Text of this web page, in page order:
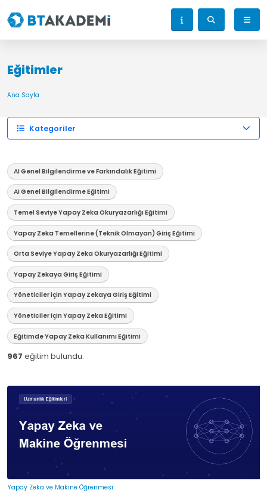
Eğitimler
Ana Sayfa
Kategoriler
AI Genel Bilgilendirme ve Farkındalık Eğitimi
AI Genel Bilgilendirme Eğitimi
Temel Seviye Yapay Zeka Okuryazarlığı Eğitimi
Yapay Zeka Temellerine (Teknik Olmayan) Giriş Eğitimi
Orta Seviye Yapay Zeka Okuryazarlığı Eğitimi
Yapay Zekaya Giriş Eğitimi
Yöneticiler için Yapay Zekaya Giriş Eğitimi
Yöneticiler için Yapay Zeka Eğitimi
Eğitimde Yapay Zeka Kullanımı Eğitimi
967 eğitim bulundu.
Yapay Zeka ve Makine Öğrenmesi